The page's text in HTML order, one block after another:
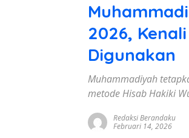
2026,
Digunakan
Muhammadiyah
metode Hisab Hakiki
Redaksi Berandaku
Februari 14, 2026